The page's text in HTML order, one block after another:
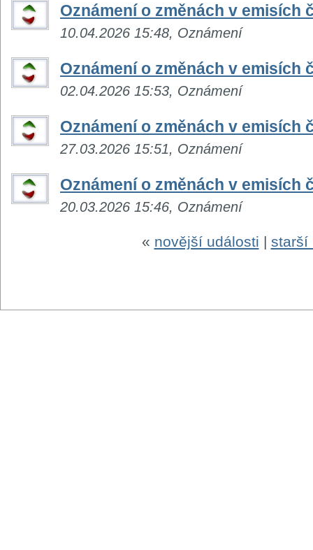
Oznámení o změnách v emisích
10.04.2026 15:48, Oznámení
Oznámení o změnách v emisích
02.04.2026 15:53, Oznámení
Oznámení o změnách v emisích
27.03.2026 15:51, Oznámení
Oznámení o změnách v emisích
20.03.2026 15:46, Oznámení
« novější události | starší